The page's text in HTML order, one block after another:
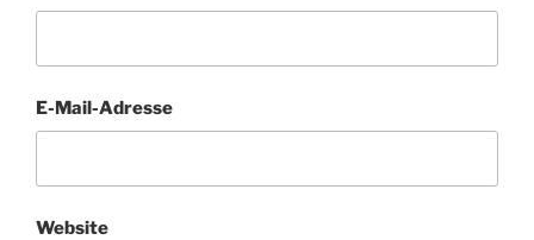
E-Mail-Adresse
Website